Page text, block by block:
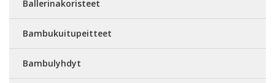
Ballerinakoristeet
Bambukuitupeitteet
Bambulyhdyt